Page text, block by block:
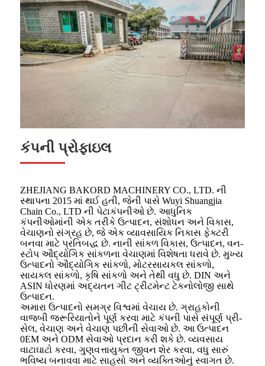
કંપની પ્રોફાઇલ
ZHEJIANG BAKORD MACHINERY CO., LTD. ની
સ્થાપના 2015 માં થઈ હતી, જેની પાસે Wuyi Shuangjia
Chain Co., LTD ની પેટાકંપનીઓ છે. આધુનિક
કંપનીઓમાંની એક તરીકે ઉત્પાદન, સંશોધન અને વિકાસ,
વેચાણનો સંગ્રહ છે, જે એક વ્યાવસાયિક નિકાસ ફેક્ટરી
બનવા માટે પ્રતિબદ્ધ છે. નાની સાંકળ વિકાસ, ઉત્પાદન, વન-
સ્ટોપ ઔદ્યોગિક સાંકળના વેચાણમાં વિશેષતા ધરાવે છે. મુખ્ય
ઉત્પાદનો ઔદ્યોગિક સાંકળો, મોટરસાયકલ સાંકળો,
સાયકલ સાંકળો, કૃષિ સાંકળો અને તેથી વધુ છે. DIN અને
ASIN ધોરણમાં અદ્યતન ગીટ ટ્રીટમેન્ટ ટેકનોલોજી સાથે
ઉત્પાદન.
અમારા ઉત્પાદનો સમગ્ર વિશ્વમાં વેચાય છે. ગ્રાહકોની
વાજબી જરૂરિયાતોને પૂર્ણ કરવા માટે કંપની પાસે સંપૂર્ણ પ્રી-
સેલ, વેચાણ અને વેચાણ પછીની સેવાઓ છે. આ ઉત્પાદન
0EM અને ODM સેવાઓ પ્રદાન કરી શકે છે. વ્યવસાય
વાટાઘાટો કરવા, ગુણવત્તાયુક્ત જીવન શેર કરવા, વધુ સારું
ભવિષ્ય બનાવવા માટે સાહસો અને વ્યક્તિઓનું સ્વાગત છે.